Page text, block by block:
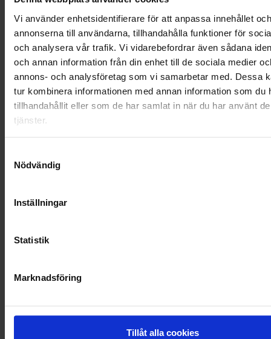
Vi använder enhetsidentifierare för att anpassa innehållet och
annonserna till användarna, tillhandahålla funktioner för
och analysera vår trafik. Vi vidarebefordrar även sådana
och annan information från din enhet till de sociala medier
annons- och analysföretag som vi samarbetar med. Dessa
tur kombinera informationen med annan information som du
tillhandahållit eller som de har samlat in när du har använt
tjänster.
Nödvändig
Inställningar
Statistik
Marknadsföring
Tillåt alla cookies
RENHÅLLNING
SAMARBETEN
SOCIALT ANSVAR
VELLINGE
010-45 00 200​